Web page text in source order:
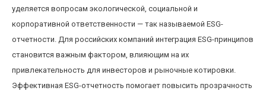
уделяется вопросам экологической, социальной и
корпоративной ответственности — так называемой ESG-
отчетности. Для российских компаний интеграция ESG-принципов
становится важным фактором, влияющим на их
привлекательность для инвесторов и рыночные котировки.
Эффективная ESG-отчетность помогает повысить прозрачность